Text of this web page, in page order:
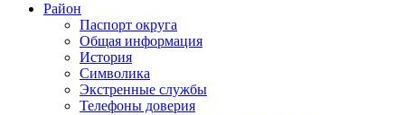
Район
Паспорт округа
Общая информация
История
Символика
Экстренные службы
Телефоны доверия